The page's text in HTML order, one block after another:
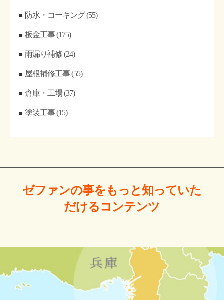
防水・コーキング(55)
板金工事(175)
雨漏り補修(24)
屋根補修工事(55)
倉庫・工場(37)
塗装工事(15)
ゼファンの事をもっと知っていた
だけるコンテンツ